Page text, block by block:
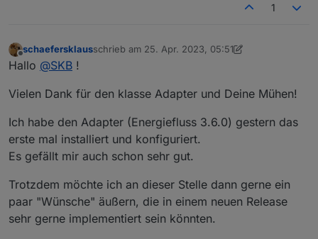
1
Offline
schaefersklausschrieb am 25. Apr. 2023, 05:51
zuletzt editiert von schaefersklaus
Hallo @SKB !
Vielen Dank für den klasse Adapter und Deine Mühen!
Ich habe den Adapter (Energiefluss 3.6.0) gestern das
erste mal installiert und konfiguriert.
Es gefällt mir auch schon sehr gut.
Trotzdem möchte ich an dieser Stelle dann gerne ein
paar "Wünsche" äußern, die in einem neuen Release
sehr gerne implementiert sein könnten.